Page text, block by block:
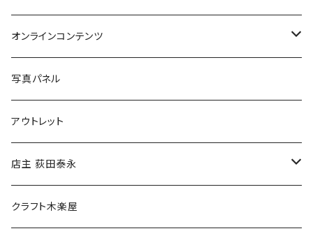
Tシャツ
バッグ
ブックカバー
マグカップ
傘
食料品
オンラインコンテンツ
冒険クロストーク
写真パネル
アウトレット
店主 荻田泰永
書籍
クラフト木楽屋